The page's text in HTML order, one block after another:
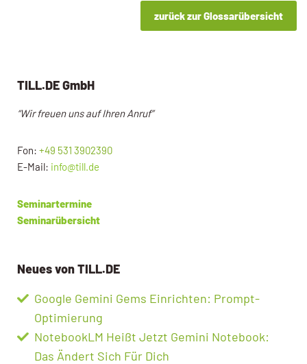
zurück zur Glossarübersicht
TILL.DE GmbH
“Wir freuen uns auf Ihren Anruf”
Fon: +49 531 3902390
E-Mail: info@till.de
Seminartermine
Seminarübersicht
Neues von TILL.DE
Google Gemini Gems Einrichten: Prompt-
Optimierung
NotebookLM Heißt Jetzt Gemini Notebook:
Das Ändert Sich Für Dich